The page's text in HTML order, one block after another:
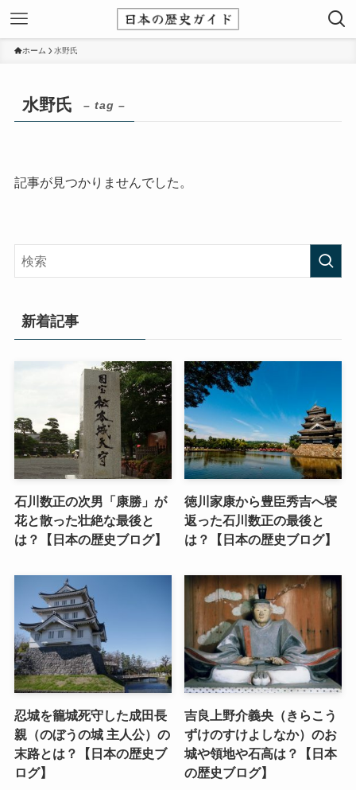
ホーム 水野氏
水野氏 – tag –
記事が見つかりませんでした。
新着記事
石川数正の次男「康勝」が
花と散った壮絶な最後と
は？【日本の歴史ブログ】
徳川家康から豊臣秀吉へ寝
返った石川数正の最後と
は？【日本の歴史ブログ】
忍城を籠城死守した成田長
親（のぼうの城 主人公）の
末路とは？【日本の歴史ブ
ログ】
吉良上野介義央（きらこう
ずけのすけよしなか）のお
城や領地や石高は？【日本
の歴史ブログ】